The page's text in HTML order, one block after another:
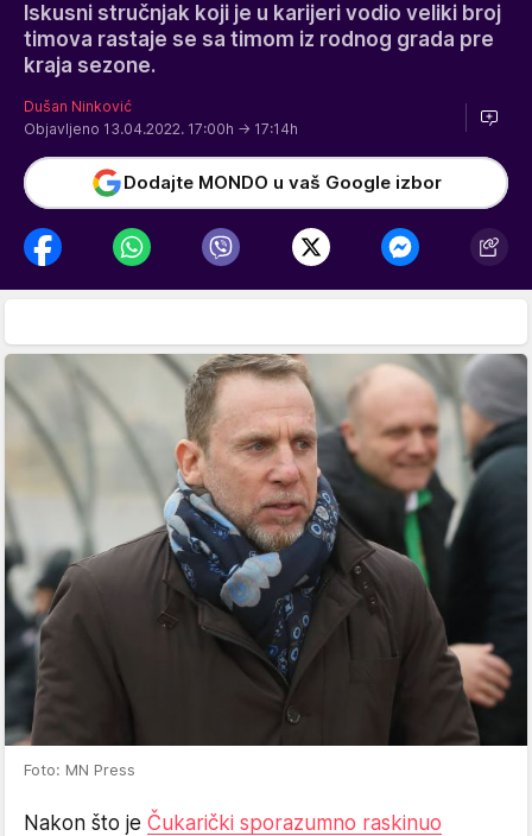
Iskusni stručnjak koji je u karijeri vodio veliki broj
timova rastaje se sa timom iz rodnog grada pre
kraja sezone.
Dušan Ninković
Objavljeno 13.04.2022. 17:00h → 17:14h
Dodajte MONDO u vaš Google izbor
Foto: MN Press
Nakon što je Čukarički sporazumno raskinuo